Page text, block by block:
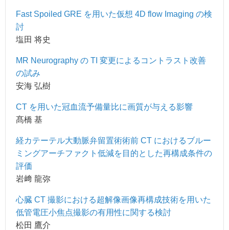
Fast Spoiled GRE を用いた仮想 4D flow Imaging の検
討
塩田 将史
MR Neurography の TI 変更によるコントラスト改善
の試み
安海 弘樹
CT を用いた冠血流予備量比に画質が与える影響
髙橋 基
経カテーテル大動脈弁留置術術前 CT におけるブルー
ミングアーチファクト低減を目的とした再構成条件の
評価
岩﨑 龍弥
心臓 CT 撮影における超解像画像再構成技術を用いた
低管電圧小焦点撮影の有用性に関する検討
松田 鷹介